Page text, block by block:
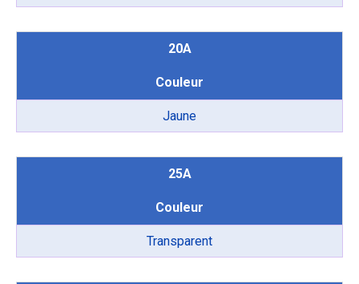
20A
Couleur
Jaune
25A
Couleur
Transparent